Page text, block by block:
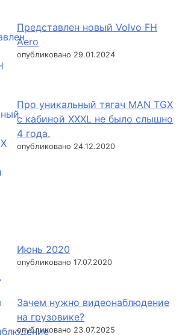
Представлен новый Volvo FH
Aero
опубликовано 29.01.2024
Про уникальный тягач MAN TGX
с кабиной XXXL не было слышно
4 года.
опубликовано 24.12.2020
Июнь 2020
опубликовано 17.07.2020
Зачем нужно видеонаблюдение
на грузовике?
опубликовано 23.07.2025